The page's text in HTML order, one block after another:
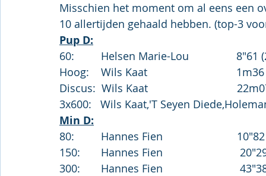
Misschien het moment om al eens een
10 allertijden gehaald hebben. (top-3
Pup D:
60:         Helsen Marie-Lou                8"61
Hoog:    Wils Kaat
Discus:  Wils Kaat
3x600:   Wils Kaat,'T Seyen
Min D:
80:	      Hannes Fien
150:       Hannes Fien
300:       Hannes Fien